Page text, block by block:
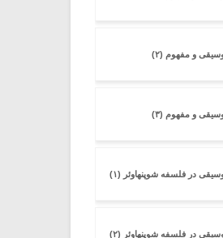
و مفهوم (۲)
و مفهوم (۳)
در فلسفه شوپنهاوئر (۱)
در فلسفه شوپنهاوئر (۲)